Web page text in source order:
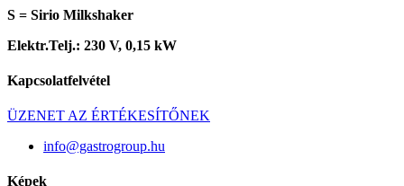
S = Sirio Milkshaker
Elektr.Telj.: 230 V, 0,15 kW
Kapcsolatfelvétel
ÜZENET AZ ÉRTÉKESÍTŐNEK
info@gastrogroup.hu
Képek